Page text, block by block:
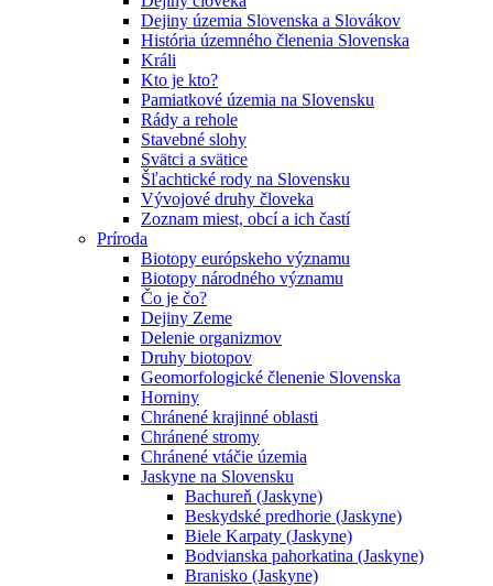
Dejiny územia Slovenska a Slovákov
História územného členenia Slovenska
Králi
Kto je kto?
Pamiatkové územia na Slovensku
Rády a rehole
Stavebné slohy
Svätci a svätice
Šľachtické rody na Slovensku
Vývojové druhy človeka
Zoznam miest, obcí a ich častí
Príroda
Biotopy európskeho významu
Biotopy národného významu
Čo je čo?
Dejiny Zeme
Delenie organizmov
Druhy biotopov
Geomorfologické členenie Slovenska
Horniny
Chránené krajinné oblasti
Chránené stromy
Chránené vtáčie územia
Jaskyne na Slovensku
Bachureň (Jaskyne)
Beskydské predhorie (Jaskyne)
Biele Karpaty (Jaskyne)
Bodvianska pahorkatina (Jaskyne)
Branisko (Jaskyne)